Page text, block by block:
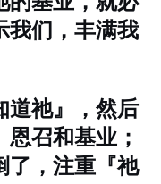
我们，丰满我
道祂』，然后
召和基业；
了，注重『祂